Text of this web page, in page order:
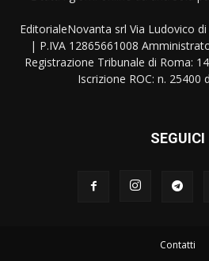
EditorialeNovanta srl Via Ludovico
| P.IVA 12865661008
Registrazione Tribunale di Roma:
Iscrizione ROC: n. 25400
SEGUICI
Contatti